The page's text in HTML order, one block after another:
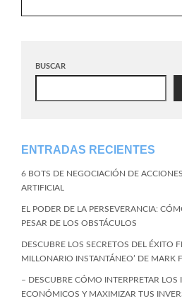
BUSCAR
ENTRADAS RECIENTES
6 BOTS DE NEGOCIACIÓN DE
ARTIFICIAL
EL PODER DE LA PERSEVERANCIA:
PESAR DE LOS OBSTÁCULOS
DESCUBRE LOS SECRETOS DEL ÉXITO
MILLONARIO INSTANTÁNEO’ DE MARK
– DESCUBRE CÓMO INTERPRETAR LOS
ECONÓMICOS Y MAXIMIZAR TUS